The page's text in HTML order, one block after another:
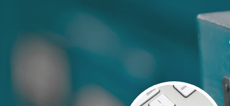
SAINT-QUENTIN
VALENCIENNES
COMPIÈGNE
CHEF DE LIGNE
CONDUITE D'ENGINS (CACES / PONTS
CONDUITE DE MACHINES /
MAINTENANCE
MANUTENTION / EMBALLAGE
CALAIS
VILLENEUVE D'ASCQ
ARRAS
VILLENEUVE D'ASCQ
ARRAS
VALENCIENNES
COMPIÈGNE
CONSEILLER DE VENTE
ENSEIGNANT /
ESTHÉTICIEN